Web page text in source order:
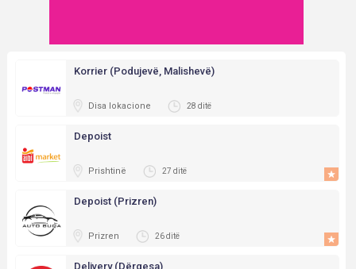
Korrier (Podujevë, Malishevë)
Disa lokacione 28 ditë
Depoist
Prishtinë 27 ditë
Depoist (Prizren)
Prizren 26 ditë
Delivery (Dërgesa)